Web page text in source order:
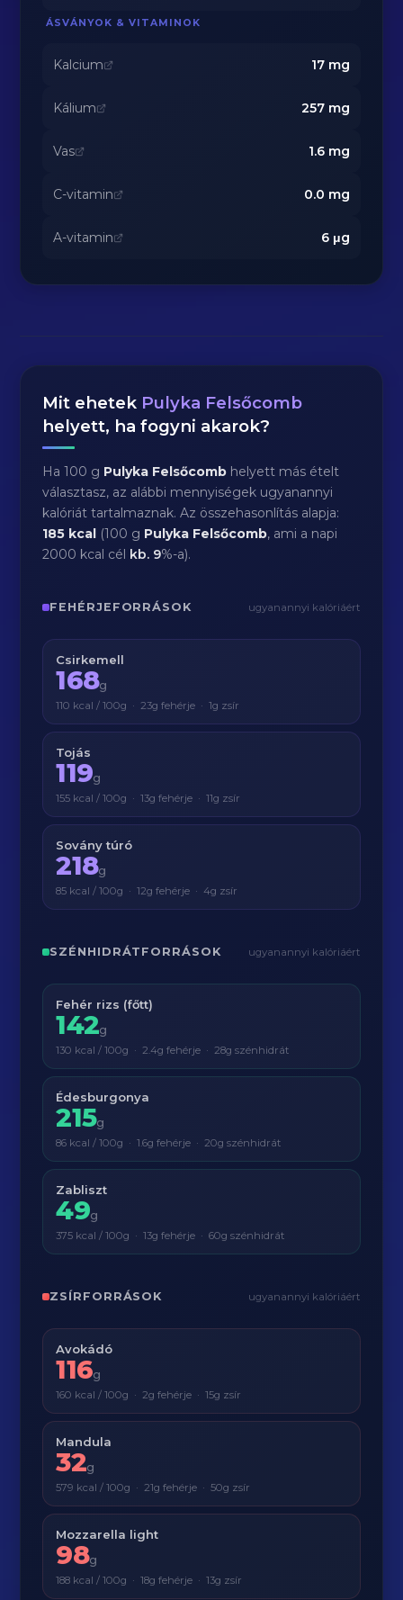
ÁSVÁNYOK & VITAMINOK
Kalcium 17mg
Kálium 257mg
Vas 1.6mg
C-vitamin 0.0 mg
A-vitamin 6μg
Mit ehetek Pulyka Felsőcomb
helyett, ha fogyni akarok?
Ha 100 g Pulyka Felsőcomb helyett más ételt
választasz, az alábbi mennyiségek ugyanannyi
kalóriát tartalmaznak. Az összehasonlítás alapja:
185 kcal (100 g Pulyka Felsőcomb, ami a napi
2000 kcal cél kb. 9%-a).
FEHÉRJEFORRÁSOK ugyanannyi kalóriáért
Csirkemell
168g
110 kcal / 100g · 23g fehérje · 1g zsír
Tojás
119g
155 kcal / 100g · 13g fehérje · 11g zsír
Sovány túró
218g
85 kcal / 100g · 12g fehérje · 4g zsír
SZÉNHIDRÁTFORRÁSOK ugyanannyi kalóriáért
Fehér rizs (főtt)
142g
130 kcal / 100g · 2.4g fehérje · 28g szénhidrát
Édesburgonya
215g
86 kcal / 100g · 1.6g fehérje · 20g szénhidrát
Zabliszt
49g
375 kcal / 100g · 13g fehérje · 60g szénhidrát
ZSÍRFORRÁSOK ugyanannyi kalóriáért
Avokádó
116g
160 kcal / 100g · 2g fehérje · 15g zsír
Mandula
32g
579 kcal / 100g · 21g fehérje · 50g zsír
Mozzarella light
98g
188 kcal / 100g · 18g fehérje · 13g zsír